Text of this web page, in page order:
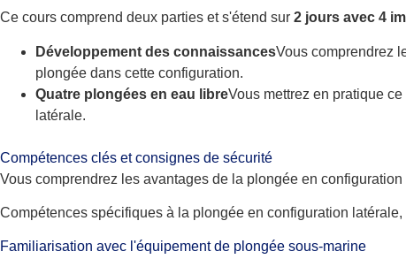
Ce cours comprend deux parties et s'étend sur 2 jours avec 4
Développement des connaissancesVous comprendrez
plongée dans cette configuration.
Quatre plongées en eau libreVous mettrez en pratique
latérale.
Compétences clés et consignes de sécurité
Vous comprendrez les avantages de la plongée en
Compétences spécifiques à la plongée en configuration
Familiarisation avec l'équipement de plongée sous-marine